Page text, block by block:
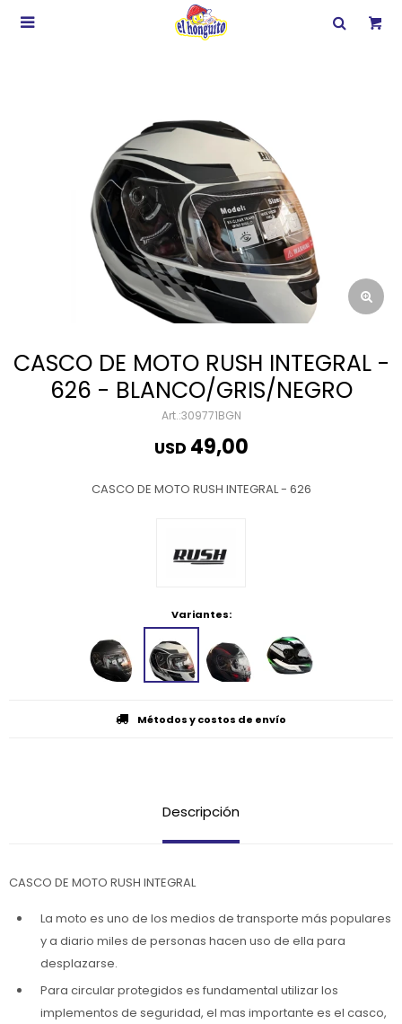

CASCO DE MOTO RUSH INTEGRAL -
626 - BLANCO/GRIS/NEGRO
309771BGN
USD 49,00
CASCO DE MOTO RUSH INTEGRAL - 626
Variantes:
Métodos y costos de envío
Descripción
CASCO DE MOTO RUSH INTEGRAL
La moto es uno de los medios de transporte más populares
y a diario miles de personas hacen uso de ella para
desplazarse.
Para circular protegidos es fundamental utilizar los
implementos de seguridad, el mas importante es el casco,